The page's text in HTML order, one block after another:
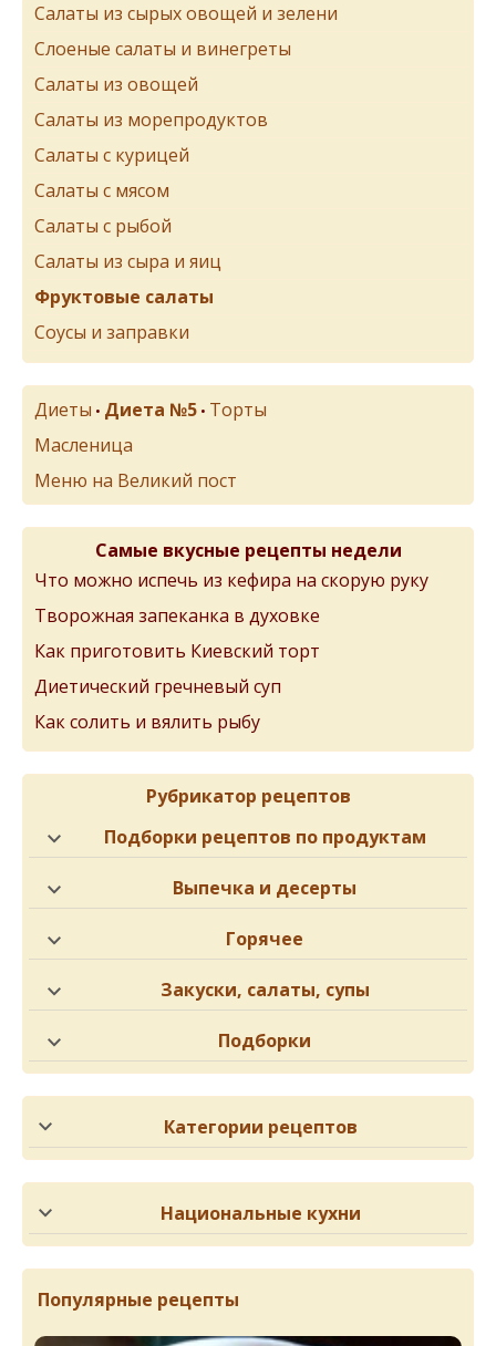
Салаты из сырых овощей и зелени
Слоеные салаты и винегреты
Салаты из овощей
Салаты из морепродуктов
Салаты с курицей
Салаты с мясом
Салаты с рыбой
Салаты из сыра и яиц
Фруктовые салаты
Соусы и заправки
Диеты • Диета №5 • Торты
Масленица
Меню на Великий пост
Самые вкусные рецепты недели
Что можно испечь из кефира на скорую руку
Творожная запеканка в духовке
Как приготовить Киевский торт
Диетический гречневый суп
Как солить и вялить рыбу
Рубрикатор рецептов
Подборки рецептов по продуктам
Выпечка и десерты
Горячее
Закуски, салаты, супы
Подборки
Категории рецептов
Национальные кухни
Популярные рецепты